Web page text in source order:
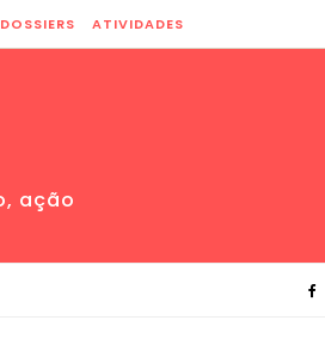
DOSSIERS ATIVIDADES
ação